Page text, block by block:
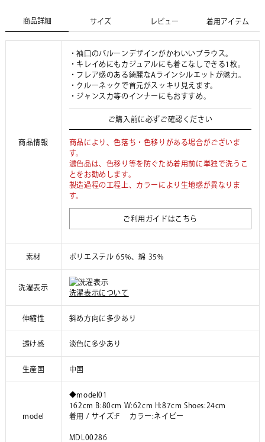
商品詳細 サイズ レビュー 着用アイテム
商品情報
・袖口のバルーンデザインがかわいいブラウス。
・キレイめにもカジュアルにも着こなしできる1枚。
・フレア感のある綺麗なAラインシルエットが魅力。
・クルーネックで首元がスッキリ見えます。
・ジャンスカ等のインナーにもおすすめ。
ご購入前に必ずご確認ください
商品により、色落ち・色移りがある場合がございま
す。
濃色品は、色移り等を防ぐため着用前に単独で洗うこ
とをお勧めします。
製造過程の工程上、カラーにより生地感が異なりま
す。
ご利用ガイドはこちら
素材 ポリエステル 65%、綿 35%
洗濯表示
洗濯表示について
伸縮性 斜め方向に多少あり
透け感 淡色に多少あり
生産国 中国
model
◆model01
162cm B:80cm W:62cm H:87cm Shoes:24cm
着用 / サイズ:F カラー:ネイビー
MDL00286